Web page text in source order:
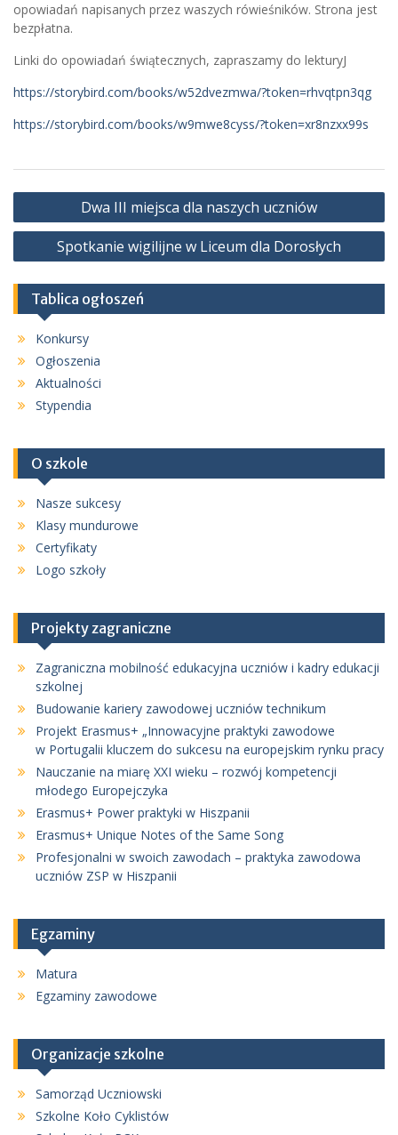
opowiadań napisanych przez waszych rówieśników. Strona jest
bezpłatna.
Linki do opowiadań świątecznych, zapraszamy do lekturyJ
https://storybird.com/books/w52dvezmwa/?token=rhvqtpn3qg
https://storybird.com/books/w9mwe8cyss/?token=xr8nzxx99s
Nawigacja
wpisu
Dwa III miejsca dla naszych uczniów
Spotkanie wigilijne w Liceum dla Dorosłych
Tablica ogłoszeń
Konkursy
Ogłoszenia
Aktualności
Stypendia
O szkole
Nasze sukcesy
Klasy mundurowe
Certyfikaty
Logo szkoły
Projekty zagraniczne
Zagraniczna mobilność edukacyjna uczniów i kadry edukacji
szkolnej
Budowanie kariery zawodowej uczniów technikum
Projekt Erasmus+ „Innowacyjne praktyki zawodowe
w Portugalii kluczem do sukcesu na europejskim rynku pracy
Nauczanie na miarę XXI wieku – rozwój kompetencji
młodego Europejczyka
Erasmus+ Power praktyki w Hiszpanii
Erasmus+ Unique Notes of the Same Song
Profesjonalni w swoich zawodach – praktyka zawodowa
uczniów ZSP w Hiszpanii
Egzaminy
Matura
Egzaminy zawodowe
Organizacje szkolne
Samorząd Uczniowski
Szkolne Koło Cyklistów